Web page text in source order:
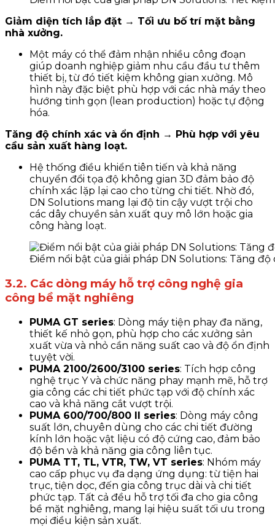
Giảm diện tích lắp đặt → Tối ưu bố trí mặt bằng
nhà xưởng.
Một máy có thể đảm nhận nhiều công đoạn
giúp doanh nghiệp giảm nhu cầu đầu tư thêm
thiết bị, từ đó tiết kiệm không gian xưởng. Mô
hình này đặc biệt phù hợp với các nhà máy theo
hướng tinh gọn (lean production) hoặc tự động
hóa.
Tăng độ chính xác và ổn định → Phù hợp với yêu
cầu sản xuất hàng loạt.
Hệ thống điều khiển tiên tiến và khả năng
chuyển đổi tọa độ không gian 3D đảm bảo độ
chính xác lặp lại cao cho từng chi tiết. Nhờ đó,
DN Solutions mang lại độ tin cậy vượt trội cho
các dây chuyền sản xuất quy mô lớn hoặc gia
công hàng loạt.
Điểm nổi bật của giải pháp DN Solutions: Tăng độ
3.2. Các dòng máy hỗ trợ công nghệ gia
công bề mặt nghiêng
PUMA GT series: Dòng máy tiện phay đa năng,
thiết kế nhỏ gọn, phù hợp cho các xưởng sản
xuất vừa và nhỏ cần năng suất cao và độ ổn định
tuyệt vời.
PUMA 2100/2600/3100 series: Tích hợp công
nghệ trục Y và chức năng phay mạnh mẽ, hỗ trợ
gia công các chi tiết phức tạp với độ chính xác
cao và khả năng cắt vượt trội.
PUMA 600/700/800 II series: Dòng máy công
suất lớn, chuyên dùng cho các chi tiết đường
kính lớn hoặc vật liệu có độ cứng cao, đảm bảo
độ bền và khả năng gia công liên tục.
PUMA TT, TL, VTR, TW, VT series: Nhóm máy
cao cấp phục vụ đa dạng ứng dụng: từ tiện hai
trục, tiện dọc, đến gia công trục dài và chi tiết
phức tạp. Tất cả đều hỗ trợ tối đa cho gia công
bề mặt nghiêng, mang lại hiệu suất tối ưu trong
mọi điều kiện sản xuất.